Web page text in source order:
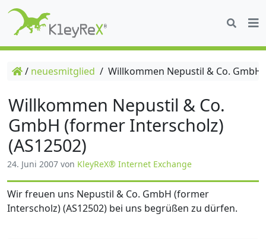
/ neuesmitglied / Willkommen Nepustil & Co.
Willkommen Nepustil & Co.
GmbH (former Interscholz)
(AS12502)
24. Juni 2007 von KleyReX® Internet Exchange
Wir freuen uns Nepustil & Co. GmbH (former
Interscholz) (AS12502) bei uns begrüßen zu dürfen.